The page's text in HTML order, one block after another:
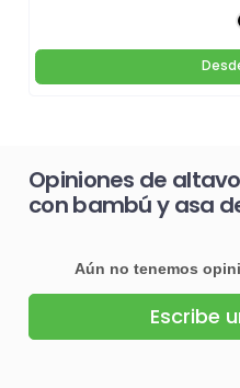
Opiniones de
con bambú y asa
Aún no tenemos
Escribe